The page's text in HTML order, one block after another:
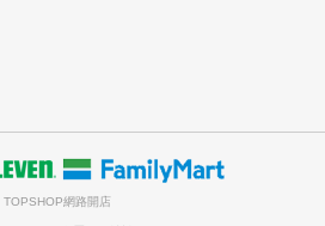
TOPSHOP網路開店